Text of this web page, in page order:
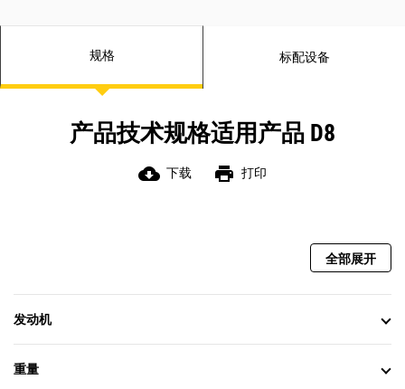
方便的模块化维修。
时清除碎屑，从而节省清洁和维护时
间。
的安全性。
LED 灯使用寿命延长，有助于节省时
规格 标配设备
产品技术规格适用产品 D8
cloud_download 下载 print 打印
全部展开
发动机
重量